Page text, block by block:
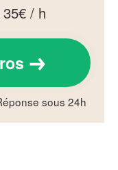
/ h
sous 24h